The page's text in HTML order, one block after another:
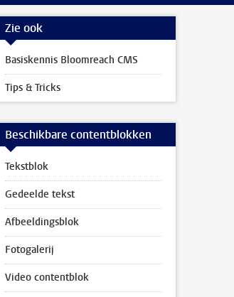
Zie ook
Basiskennis Bloomreach CMS
Tips & Tricks
Beschikbare contentblokken
Tekstblok
Gedeelde tekst
Afbeeldingsblok
Fotogalerij
Video contentblok